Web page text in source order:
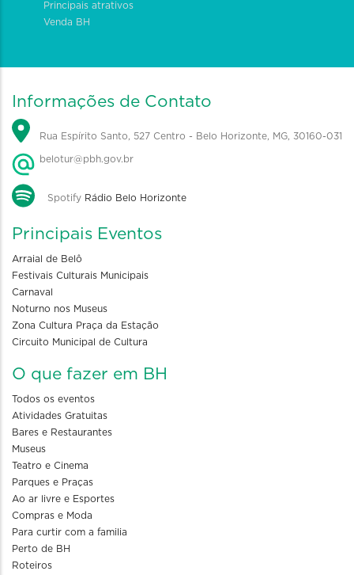
Principais atrativos
Venda BH
Informações de Contato
Rua Espírito Santo, 527 Centro - Belo Horizonte, MG, 30160-031
belotur@pbh.gov.br
Spotify Rádio Belo Horizonte
Principais Eventos
Arraial de Belô
Festivais Culturais Municipais
Carnaval
Noturno nos Museus
Zona Cultura Praça da Estação
Circuito Municipal de Cultura
O que fazer em BH
Todos os eventos
Atividades Gratuitas
Bares e Restaurantes
Museus
Teatro e Cinema
Parques e Praças
Ao ar livre e Esportes
Compras e Moda
Para curtir com a familia
Perto de BH
Roteiros